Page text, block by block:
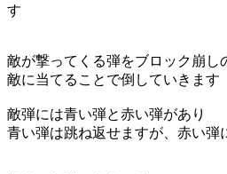
す
敵が撃ってくる弾をブロック崩し
敵に当てることで倒していきます
敵弾には青い弾と赤い弾があり
青い弾は跳ね返せますが、赤い弾